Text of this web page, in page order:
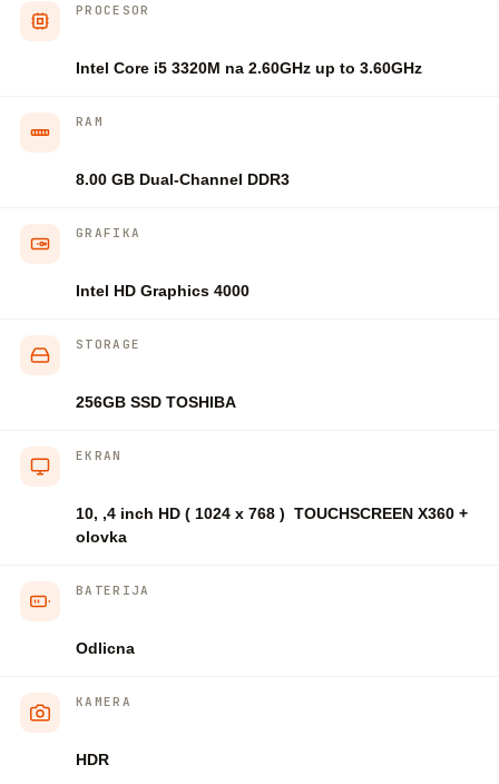
PROCESOR
Intel Core i5 3320M na 2.60GHz up to 3.60GHz
RAM
8.00 GB Dual-Channel DDR3
GRAFIKA
Intel HD Graphics 4000
STORAGE
256GB SSD TOSHIBA
EKRAN
10, ,4 inch HD ( 1024 x 768 ) TOUCHSCREEN X360 +
olovka
BATERIJA
Odlicna
KAMERA
HDR